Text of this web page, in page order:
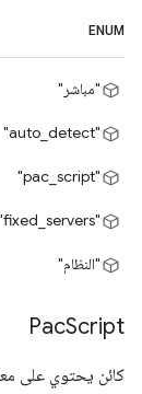
ENUM
"مباشر"
"auto_detect"
"pac_script"
"fixed_servers"
"النظام"
PacScript
كائن يحتوي على